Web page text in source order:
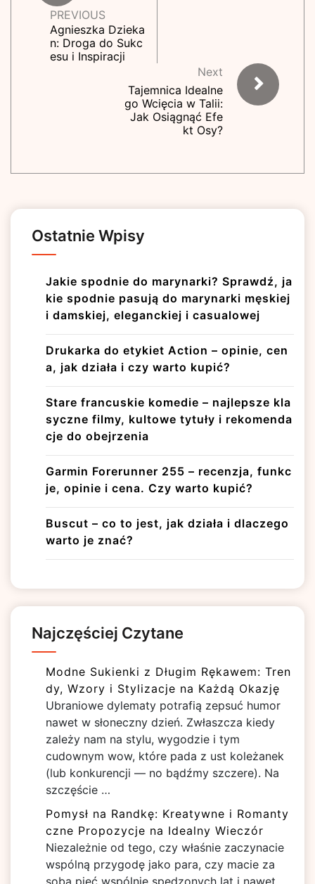
PREVIOUS
Agnieszka Dzieka
n: Droga do Sukc
esu i Inspiracji
Next
Tajemnica Idealne
go Wcięcia w Talii:
Jak Osiągnąć Efe
kt Osy?
Ostatnie Wpisy
Jakie spodnie do marynarki? Sprawdź, ja
kie spodnie pasują do marynarki męskiej
i damskiej, eleganckiej i casualowej
Drukarka do etykiet Action – opinie, cen
a, jak działa i czy warto kupić?
Stare francuskie komedie – najlepsze kla
syczne filmy, kultowe tytuły i rekomenda
cje do obejrzenia
Garmin Forerunner 255 – recenzja, funkc
je, opinie i cena. Czy warto kupić?
Buscut – co to jest, jak działa i dlaczego
warto je znać?
Najczęściej Czytane
Modne Sukienki z Długim Rękawem: Tren
dy, Wzory i Stylizacje na Każdą Okazję
Ubraniowe dylematy potrafią zepsuć humor
nawet w słoneczny dzień. Zwłaszcza kiedy
zależy nam na stylu, wygodzie i tym
cudownym wow, które pada z ust koleżanek
(lub konkurencji — no bądźmy szczere). Na
szczęście …
Pomysł na Randkę: Kreatywne i Romanty
czne Propozycje na Idealny Wieczór
Niezależnie od tego, czy właśnie zaczynacie
wspólną przygodę jako para, czy macie za
sobą pięć wspólnie spędzonych lat i nawet